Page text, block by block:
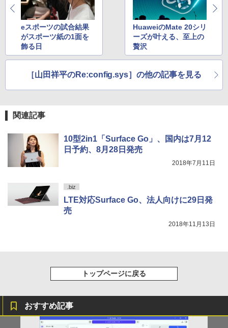
【2026年アップグレード版】AOKIMI ワイヤ
レスイヤホン bluetooth イヤホン V12 小型
軽量 ブルートゥースHi-Fi 最大36時間再生 ぶ
るーとゅーす コードレス ENCノイズキャン
セリング 自動ペアリング Type-C充電 マイク
付き 防水 タッチ式音量調整 スポーツ/通勤/通
学/WEB会議(ホワイト)
￥1,964
￥3,480
On My Road (Stadium ver.)
￥250
by Amazon 天然水ラベルレス 2L×9本
￥1,117
【Amazon.co.jp限定】 伊藤園 磨かれて、澄
HUNTER×HUNTER モノクロ版 39 (ジャンプ
コミックスDIGITAL)
￥572
版ビッグガンガンコミックス)
eスポーツの試合結果
がスポーツ紙の1面を
飾る日
HuaweiのMate 20シリ
ーズが叶える、至上の
贅沢
［山田祥平のRe:config.sys］の他の記事を見る
関連記事
10型2in1「Surface Go」、国内は7月12
日予約、8月28日発売
2018年7月11日
.biz
LTE対応Surface Go、法人向けに29日発
売
2018年11月13日
トップページに戻る
おすすめ記事